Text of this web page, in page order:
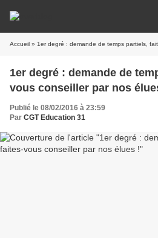
Accueil » 1er degré : demande de temps partiels,
1er degré : demande de
vous conseiller par nos
Publié le 08/02/2016 à 23:59
Par CGT Education 31